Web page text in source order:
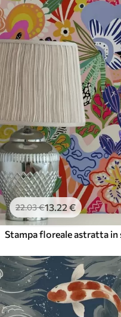
56.6734.00 €/m²
Vinile Premium
65.00 .00 € /m²
22.03€13.22€
Stampa floreale astratta in